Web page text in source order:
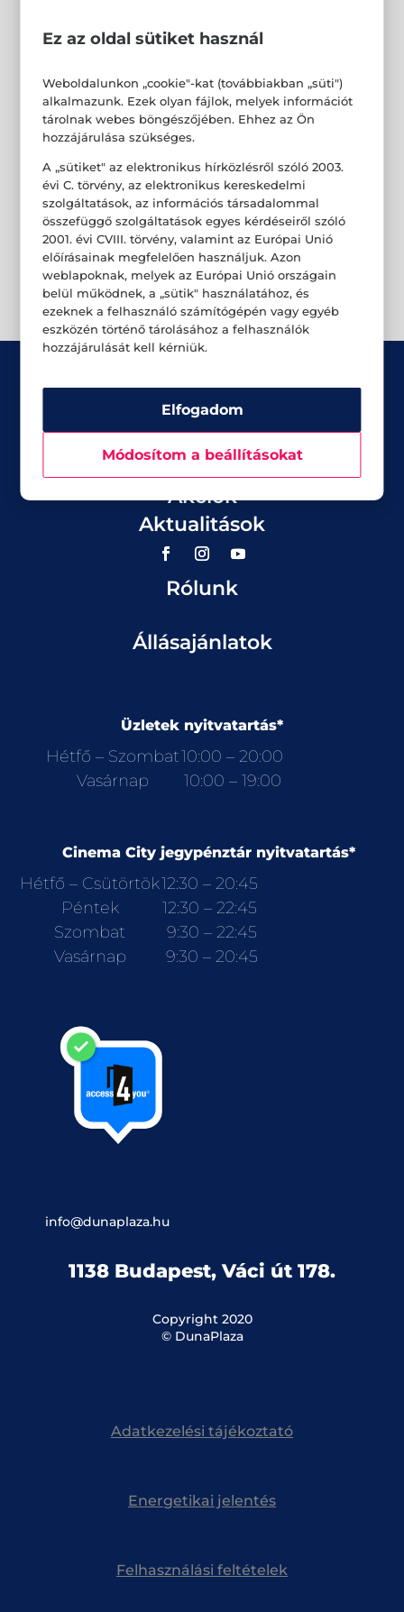
Üzletek
Akciók
Aktualitások
Rólunk
Állásajánlatok
Üzletek nyitvatartás*
Hétfő – Szombat10:00 – 20:00
Vasárnap
10:00 – 19:00
Cinema City jegypénztár nyitvatartás*
Hétfő – Csütörtök12:30 – 20:45
Péntek
12:30 – 22:45
Szombat
9:30 – 22:45
Vasárnap
9:30 – 20:45
info@dunaplaza.hu
1138 Budapest, Váci út 178.
Copyright 2020
© DunaPlaza
Adatkezelési tájékoztató
Energetikai jelentés
Felhasználási feltételek
Ez az oldal sütiket használ
Weboldalunkon „cookie"-kat (továbbiakban „süti")
alkalmazunk. Ezek olyan fájlok, melyek információt
tárolnak webes böngészőjében. Ehhez az Ön
hozzájárulása szükséges.
A „sütiket" az elektronikus hírközlésről szóló 2003.
évi C. törvény, az elektronikus kereskedelmi
szolgáltatások, az információs társadalommal
összefüggő szolgáltatások egyes kérdéseiről szóló
2001. évi CVIII. törvény, valamint az Európai Unió
előírásainak megfelelően használjuk. Azon
weblapoknak, melyek az Európai Unió országain
belül működnek, a „sütik" használatához, és
ezeknek a felhasználó számítógépén vagy egyéb
eszközén történő tárolásához a felhasználók
hozzájárulását kell kérniük.
Elfogadom
Módosítom a beállításokat